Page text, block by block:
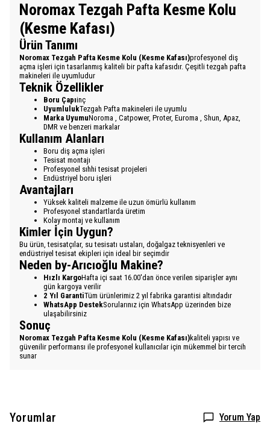
Noromax Tezgah Pafta Kesme Kolu
(Kesme Kafası)
Ürün Tanımı
Noromax Tezgah Pafta Kesme Kolu (Kesme Kafası)profesyonel diş
açma işleri için tasarlanmış kaliteli bir pafta kafasıdır. Çeşitli tezgah pafta
makineleri ile uyumludur
Teknik Özellikler
Boru Çapıinç
UyumlulukTezgah Pafta makineleri ile uyumlu
Marka UyumuNoroma , Catpower, Proter, Euroma , Shun, Apaz,
DMR ve benzeri markalar
Kullanım Alanları
Boru diş açma işleri
Tesisat montajı
Profesyonel sıhhi tesisat projeleri
Endüstriyel boru işleri
Avantajları
Yüksek kaliteli malzeme ile uzun ömürlü kullanım
Profesyonel standartlarda üretim
Kolay montaj ve kullanım
Kimler İçin Uygun?
Bu ürün, tesisatçılar, su tesisatı ustaları, doğalgaz teknisyenleri ve
endüstriyel tesisat ekipleri için ideal bir seçimdir
Neden by-Arıcıoğlu Makine?
Hızlı KargoHafta içi saat 16.00'dan önce verilen siparişler aynı
gün kargoya verilir
2 Yıl GarantiTüm ürünlerimiz 2 yıl fabrika garantisi altındadır
WhatsApp DestekSorularınız için WhatsApp üzerinden bize
ulaşabilirsiniz
Sonuç
Noromax Tezgah Pafta Kesme Kolu (Kesme Kafası)kaliteli yapısı ve
güvenilir performansı ile profesyonel kullanıcılar için mükemmel bir tercih
sunar
Yorumlar Yorum Yap